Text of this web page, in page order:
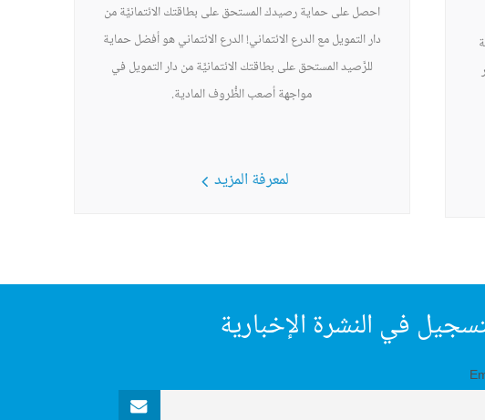
40 دولة
احصل على حماية رصيدك المستحق على بطاقتك الائتمانيَّة من
دار التمويل مع الدرع الائتماني! الدرع الائتماني هو أفضل حماية
للرَّصيد المستحق على بطاقتك الائتمانيَّة من دار التمويل في
مواجهة أصعب الظُّروف المادية.
لمعرفة المزيد
في النشرة الإخبارية